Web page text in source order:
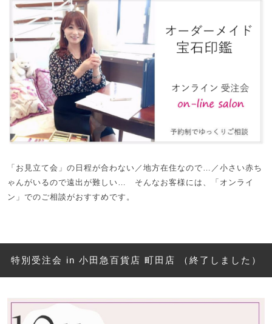
「お見立て会」の日程が合わない／地方在住なので…／小さい赤ち
ゃんがいるので遠出が難しい… そんなお客様には、「オンライ
ン」でのご相談がおすすめです。
特別受注会 in 小田急百貨店 町田店 （終了しました）